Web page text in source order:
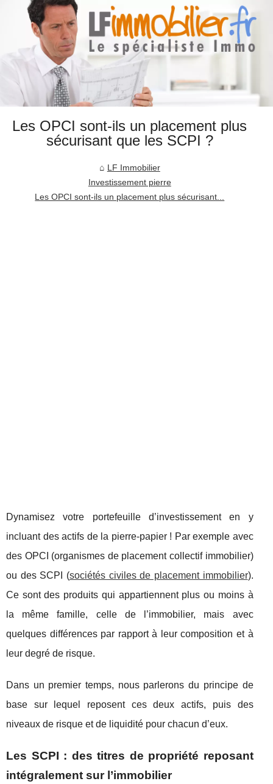
Les OPCI sont-ils un placement plus
sécurisant que les SCPI ?
LF Immobilier
Investissement pierre
Les OPCI sont-ils un placement plus sécurisant...
Dynamisez votre portefeuille d’investissement en y
incluant des actifs de la pierre-papier ! Par exemple avec
des OPCI (organismes de placement collectif immobilier)
ou des SCPI (sociétés civiles de placement immobilier).
Ce sont des produits qui appartiennent plus ou moins à
la même famille, celle de l’immobilier, mais avec
quelques différences par rapport à leur composition et à
leur degré de risque.
Dans un premier temps, nous parlerons du principe de
base sur lequel reposent ces deux actifs, puis des
niveaux de risque et de liquidité pour chacun d’eux.
Les SCPI : des titres de propriété reposant
intégralement sur l’immobilier